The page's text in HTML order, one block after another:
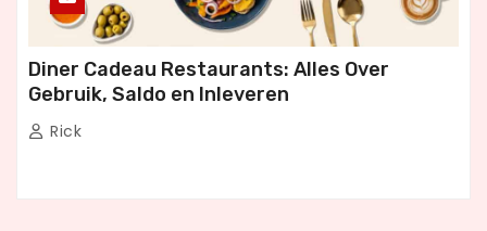
Diner Cadeau Restaurants: Alles Over
Gebruik, Saldo en Inleveren
Rick